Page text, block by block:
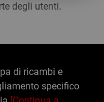
degli utenti.
di ricambi e
specifico